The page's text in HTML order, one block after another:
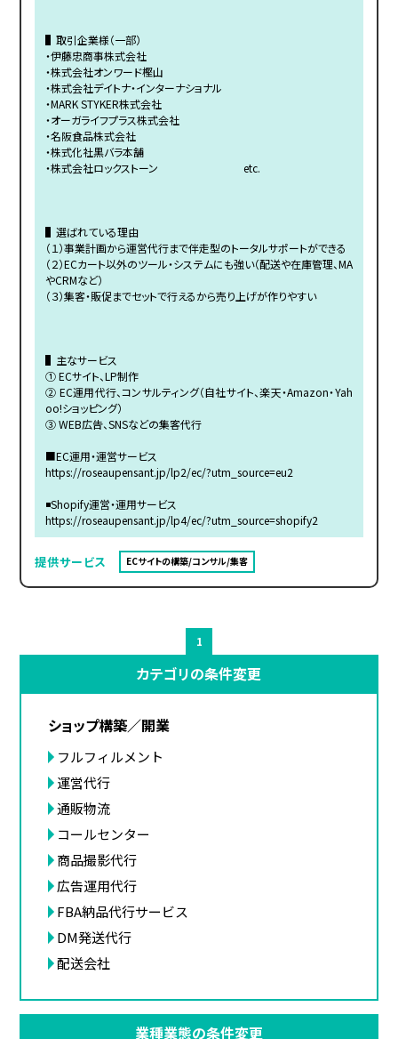
▌取引企業様（一部）
・伊藤忠商事株式会社
・株式会社オンワード樫山
・株式会社デイトナ・インターナショナル
・MARK STYKER株式会社
・オーガライフプラス株式会社
・名阪食品株式会社
・株式化社黒バラ本舗
・株式会社ロックストーン etc.
▌選ばれている理由
（１）事業計画から運営代行まで伴走型のトータルサポートができる
（２）ECカート以外のツール・システムにも強い（配送や在庫管理、MA
やCRMなど）
（３）集客・販促までセットで行えるから売り上げが作りやすい
▌主なサービス
① ECサイト、LP制作
② EC運用代行、コンサルティング（自社サイト、楽天・Amazon・Yah
oo!ショッピング）
③ WEB広告、SNSなどの集客代行
■EC運用・運営サービス
https://roseaupensant.jp/lp2/ec/?utm_source=eu2
◾️Shopify運営・運用サービス
https://roseaupensant.jp/lp4/ec/?utm_source=shopify2
提供サービス ECサイトの構築/コンサル/集客
1
カテゴリの条件変更
ショップ構築／開業
フルフィルメント
運営代行
通販物流
コールセンター
商品撮影代行
広告運用代行
FBA納品代行サービス
DM発送代行
配送会社
業種業態の条件変更